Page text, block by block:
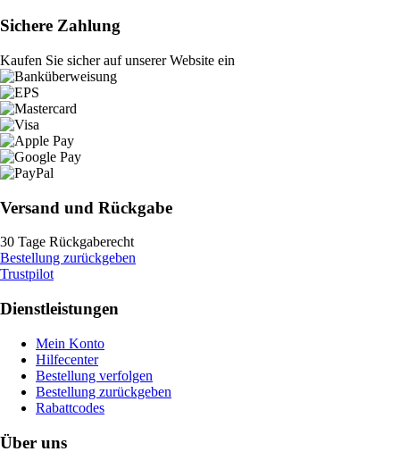
Sichere Zahlung
Kaufen Sie sicher auf unserer Website ein
Versand und Rückgabe
30 Tage Rückgaberecht
Bestellung zurückgeben
Trustpilot
Dienstleistungen
Mein Konto
Hilfecenter
Bestellung verfolgen
Bestellung zurückgeben
Rabattcodes
Über uns